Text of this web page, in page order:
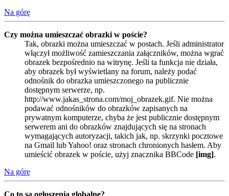
Na górę
Czy można umieszczać obrazki w poście?
Tak, obrazki można umieszczać w postach. Jeśli administrator
włączył możliwość zamieszczania załączników, można wgrać
obrazek bezpośrednio na witrynę. Jeśli ta funkcja nie działa,
aby obrazek był wyświetlany na forum, należy podać
odnośnik do obrazka umieszczonego na publicznie
dostępnym serwerze, np.
http://www.jakas_strona.com/moj_obrazek.gif. Nie można
podawać odnośników do obrazków zapisanych na
prywatnym komputerze, chyba że jest publicznie dostępnym
serwerem ani do obrazków znajdujących się na stronach
wymagających autoryzacji, takich jak, np. skrzynki pocztowe
na Gmail lub Yahoo! oraz stronach chronionych hasłem. Aby
umieścić obrazek w poście, użyj znacznika BBCode [img].
Na górę